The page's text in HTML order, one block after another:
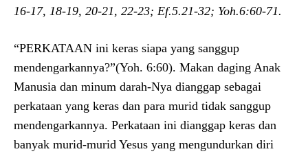
16-17, 18-19, 20-21, 22-23; Ef.5.21-32; Yoh.6:60-71.
“PERKATAAN ini keras siapa yang sanggup
mendengarkannya?”(Yoh. 6:60). Makan daging Anak
Manusia dan minum darah-Nya dianggap sebagai
perkataan yang keras dan para murid tidak sanggup
mendengarkannya. Perkataan ini dianggap keras dan
banyak murid-murid Yesus yang mengundurkan diri